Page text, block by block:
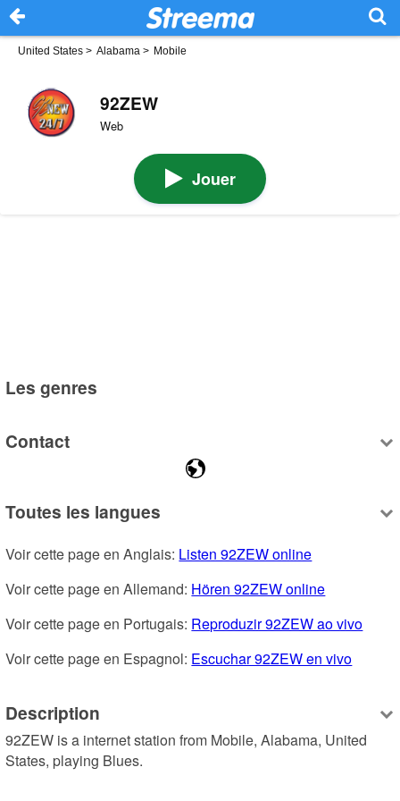
United States > Alabama > Mobile
92ZEW
Web
Jouer
Les genres
Contact
Toutes les langues
Voir cette page en Anglais: Listen 92ZEW online
Voir cette page en Allemand: Hören 92ZEW online
Voir cette page en Portugais: Reproduzir 92ZEW ao vivo
Voir cette page en Espagnol: Escuchar 92ZEW en vivo
Description
92ZEW is a internet station from Mobile, Alabama, United
States, playing Blues.